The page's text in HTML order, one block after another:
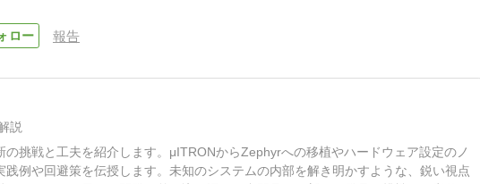
報告
説
挑戦と工夫を紹介します。μITRONからZephyrへの移植やハードウェア設定のノ
例や回避策を伝授します。未知のシステムの内部を解き明かすような、鋭い視点